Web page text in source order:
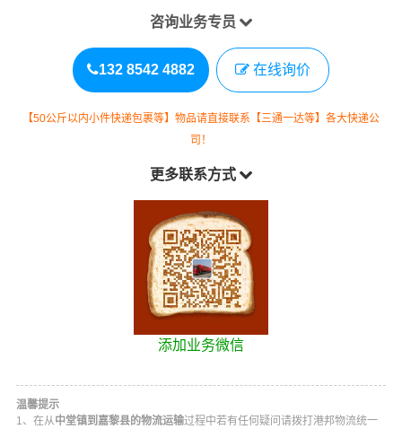
咨询业务专员
132 8542 4882 在线询价
【50公斤以内小件快递包裹等】物品请直接联系【三通一达等】各大快递公
司！
更多联系方式
添加业务微信
温馨提示
1、在从中堂镇到嘉黎县的物流运输过程中若有任何疑问请拨打 港邦物流统一